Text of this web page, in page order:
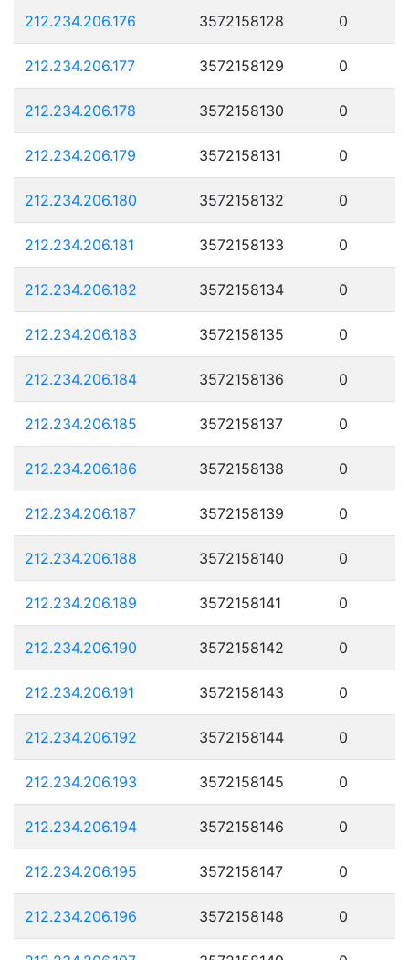
212.234.206.176 3572158128 0
212.234.206.177 3572158129 0
212.234.206.178 3572158130 0
212.234.206.179 3572158131 0
212.234.206.180 3572158132 0
212.234.206.181 3572158133 0
212.234.206.182 3572158134 0
212.234.206.183 3572158135 0
212.234.206.184 3572158136 0
212.234.206.185 3572158137 0
212.234.206.186 3572158138 0
212.234.206.187 3572158139 0
212.234.206.188 3572158140 0
212.234.206.189 3572158141 0
212.234.206.190 3572158142 0
212.234.206.191 3572158143 0
212.234.206.192 3572158144 0
212.234.206.193 3572158145 0
212.234.206.194 3572158146 0
212.234.206.195 3572158147 0
212.234.206.196 3572158148 0